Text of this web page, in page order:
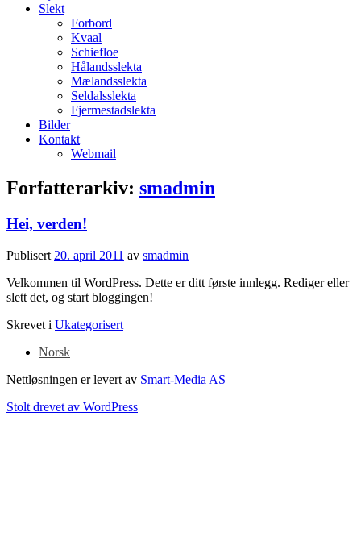
Slekt
Forbord
Kvaal
Schiefloe
Hålandsslekta
Mælandsslekta
Seldalsslekta
Fjermestadslekta
Bilder
Kontakt
Webmail
Forfatterarkiv: smadmin
Hei, verden!
Publisert 20. april 2011 av smadmin
Velkommen til WordPress. Dette er ditt første innlegg. Rediger eller
slett det, og start bloggingen!
Skrevet i Ukategorisert
Norsk
Nettløsningen er levert av Smart-Media AS
Stolt drevet av WordPress